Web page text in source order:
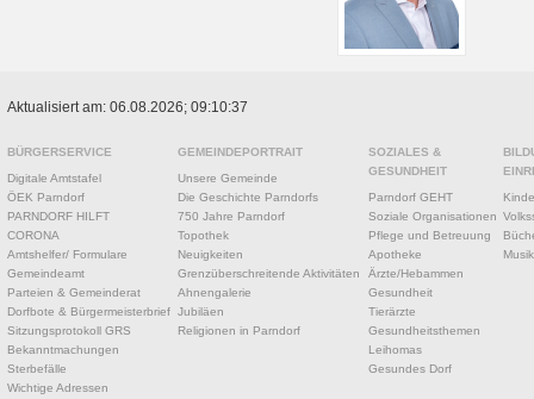
Aktualisiert am: 06.08.2026; 09:10:37
BÜRGERSERVICE
Digitale Amtstafel
ÖEK Parndorf
PARNDORF HILFT
CORONA
Amtshelfer/ Formulare
Gemeindeamt
Parteien & Gemeinderat
Dorfbote & Bürgermeisterbrief
Sitzungsprotokoll GRS
Bekanntmachungen
Sterbefälle
Wichtige Adressen
GEMEINDEPORTRAIT
Unsere Gemeinde
Die Geschichte Parndorfs
750 Jahre Parndorf
Topothek
Neuigkeiten
Grenzüberschreitende Aktivitäten
Ahnengalerie
Jubiläen
Religionen in Parndorf
SOZIALES &
GESUNDHEIT
Parndorf GEHT
Soziale Organisationen
Pflege und Betreuung
Apotheke
Ärzte/Hebammen
Gesundheit
Tierärzte
Gesundheitsthemen
Leihomas
Gesundes Dorf